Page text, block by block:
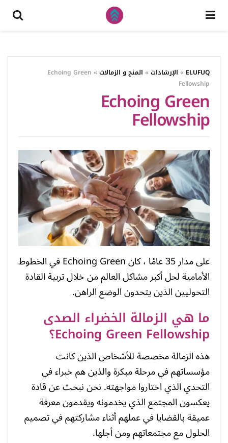
ELUFUQ
» الإرشادات » المنح و الزمالات »
Echoing Green
Fellowship
Echoing Green
Fellowship
على مدار 35 عامًا ، كان Echoing Green في الخطوط
الأمامية لحل أكبر مشاكل العالم من خلال تربية القادة
التحوليين الذين يتحدون الوضع الراهن.
ما هي الزمالة الخضراء الصدى
Echoing Green Fellowship؟
هذه الزمالة مخصصة للأشخاص الذين كانت
مؤسساتهم في مرحلة مبكرة والذين هم خبراء في
التحدي الذي اختاروا مواجهته. نحن نبحث عن قادة
يعكسون المجتمع الذي يخدمونه ويقدمون معرفة
عميقة بالقضايا في عملهم أثناء مشاركتهم في تصميم
الحلول مع مجتمعاتهم ومن أجلها.